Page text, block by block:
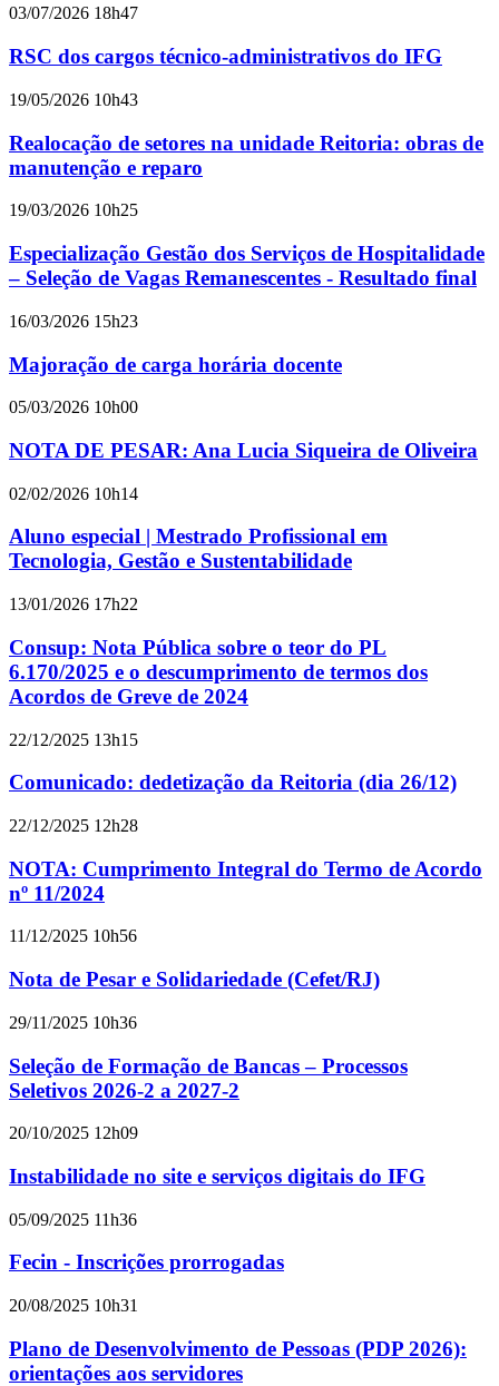
03/07/2026 18h47
RSC dos cargos técnico-administrativos do IFG
19/05/2026 10h43
Realocação de setores na unidade Reitoria: obras de
manutenção e reparo
19/03/2026 10h25
Especialização Gestão dos Serviços de Hospitalidade
– Seleção de Vagas Remanescentes - Resultado final
16/03/2026 15h23
Majoração de carga horária docente
05/03/2026 10h00
NOTA DE PESAR: Ana Lucia Siqueira de Oliveira
02/02/2026 10h14
Aluno especial | Mestrado Profissional em
Tecnologia, Gestão e Sustentabilidade
13/01/2026 17h22
Consup: Nota Pública sobre o teor do PL
6.170/2025 e o descumprimento de termos dos
Acordos de Greve de 2024
22/12/2025 13h15
Comunicado: dedetização da Reitoria (dia 26/12)
22/12/2025 12h28
NOTA: Cumprimento Integral do Termo de Acordo
nº 11/2024
11/12/2025 10h56
Nota de Pesar e Solidariedade (Cefet/RJ)
29/11/2025 10h36
Seleção de Formação de Bancas – Processos
Seletivos 2026-2 a 2027-2
20/10/2025 12h09
Instabilidade no site e serviços digitais do IFG
05/09/2025 11h36
Fecin - Inscrições prorrogadas
20/08/2025 10h31
Plano de Desenvolvimento de Pessoas (PDP 2026):
orientações aos servidores